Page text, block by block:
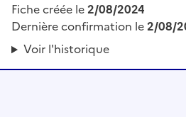
Fiche créée le2/08/2024
Dernière confirmation le2/08/
Voir l'historique